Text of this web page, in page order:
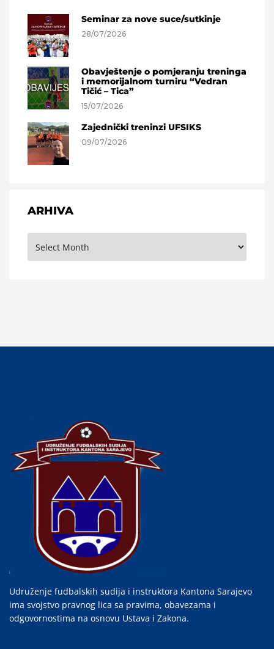
Seminar za nove suce/sutkinje
28/07/2026
Obavještenje o pomjeranju treninga
i memorijalnom turniru “Vedran
Tičić – Tica”
15/07/2026
Zajednički treninzi UFSIKS
09/07/2026
ARHIVA
Udruženje fudbalskih sudija i instruktora Kantona Sarajevo
ima svojstvo pravnog lica sa pravima, obavezama i
odgovornostima na osnovu Ustava i Zakona.